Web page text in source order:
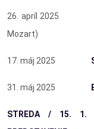
26. apríl
Mozart)
17. máj 2025
31. máj 2025
STREDA / 15. 1.